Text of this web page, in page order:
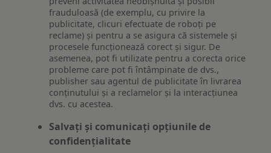
frauduloasă (de exemplu, cu privire la
publicitate, clicuri efectuate de roboți pe
reclame) și pentru a se asigura că sistemele și
procesele funcționează corect și sigur. De
asemenea, pot fi utilizate pentru a corecta orice
probleme care pot fi întâmpinate de dvs.,
publisher sau agentul de publicitate în livrarea
conținutului și a reclamelor și la interacțiunea
dvs. cu acestea.
Salvați și comunicați opțiunile de
confidențialitate